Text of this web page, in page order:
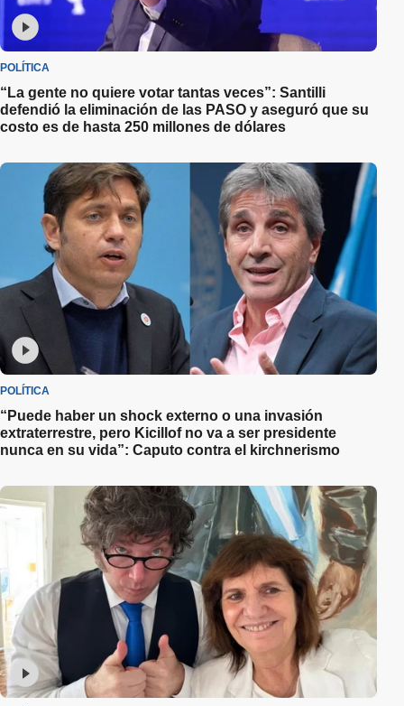
POLÍTICA
“La gente no quiere votar tantas veces”: Santilli
defendió la eliminación de las PASO y aseguró que su
costo es de hasta 250 millones de dólares
POLÍTICA
“Puede haber un shock externo o una invasión
extraterrestre, pero Kicillof no va a ser presidente
nunca en su vida”: Caputo contra el kirchnerismo